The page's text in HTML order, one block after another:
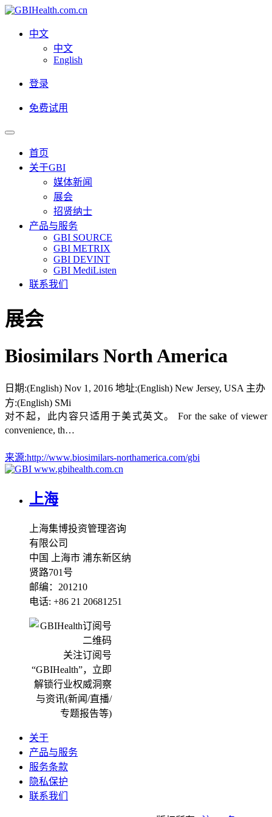
中文
中文
English
登录
免费试用
首页
关于GBI
媒体新闻
展会
招贤纳士
产品与服务
GBI SOURCE
GBI METRIX
GBI DEVINT
GBI MediListen
联系我们
展会
Biosimilars North America
日期:(English) Nov 1, 2016 地址:(English) New Jersey, USA 主办
方:(English) SMi
对不起，此内容只适用于美式英文。 For the sake of viewer
convenience, th…
来源:http://www.biosimilars-northamerica.com/gbi
www.gbihealth.com.cn
上海
上海集博投资管理咨询
有限公司
中国 上海市 浦东新区纳
贤路701号
邮编：201210
电话: +86 21 20681251
关注订阅号
“GBIHealth”，立即
解锁行业权威洞察
与资讯(新闻/直播/
专题报告等)
关于
产品与服务
服务条款
隐私保护
联系我们